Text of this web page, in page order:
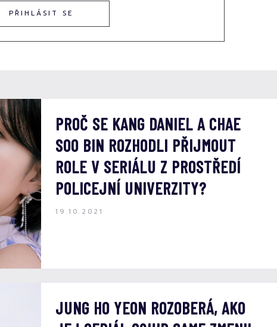
PŘIHLÁSIT SE
PROČ SE KANG DANIEL A CHAE
SOO BIN ROZHODLI PŘIJMOUT
ROLE V SERIÁLU Z PROSTŘEDÍ
POLICEJNÍ UNIVERZITY?
19.10.2021
JUNG HO YEON ROZOBERÁ, AKO